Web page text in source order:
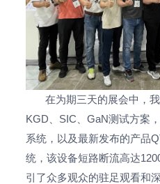
在为期三天的展会中，我
KGD、SIC、GaN测试方案
系统，以及最新发布的产品
统，该设备短路断流高达
引了众多观众的驻足观看和深